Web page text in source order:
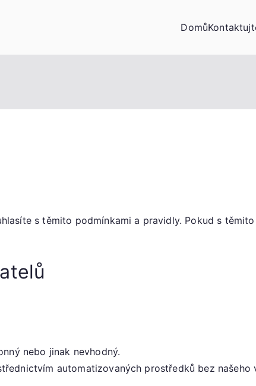
Domů
s těmito podmínkami a pravidly. Pokud s
nebo jinak nevhodný.
automatizovaných prostředků bez našeho